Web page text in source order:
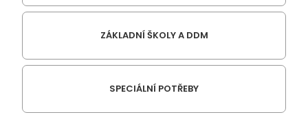
ZÁKLADNÍ ŠKOLY A DDM
SPECIÁLNÍ POTŘEBY